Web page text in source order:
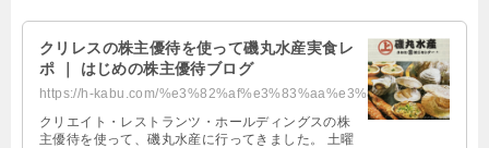
クリレスの株主優待を使って磯丸水産実食レ
ポ ｜ はじめの株主優待ブログ
https://h-kabu.com/%e3%82%af%e3%83%aa%e3%83%ac%e3%82%b9%e3%81%ae%e6%a0%aa%e4%...
クリエイト・レストランツ・ホールディングスの株
主優待を使って、磯丸水産に行ってきました。 土曜